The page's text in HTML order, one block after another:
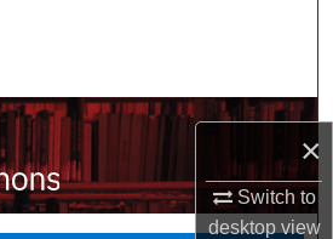
×
Switch to
desktopview
My Account
About